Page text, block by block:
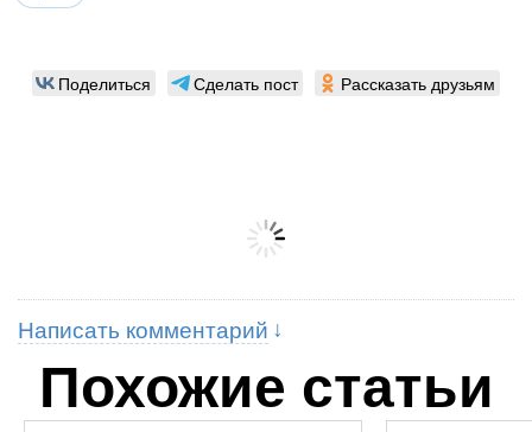
Поделиться Сделать пост Рассказать друзьям
Написать комментарий
Похожие статьи